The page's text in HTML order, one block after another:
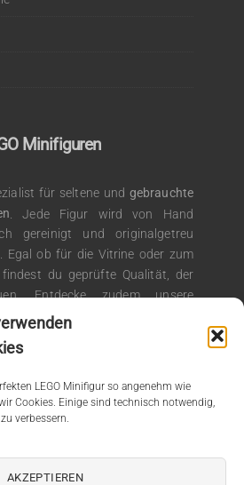
LEGO Minifigur so angenehm wie
Cookies. Einige sind technisch notwendig,
verbessern.
AKZEPTIEREN
Minifiguren
für seltene und gebrauchte
. Jede Figur wird von Hand
gereinigt und originalgetreu
Egal ob für die Vitrine oder zum
du geprüfte Qualität, der
Entdecke zudem unsere
Kiloware für kreative
da Kleinunternehmer nach §19